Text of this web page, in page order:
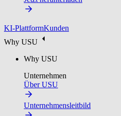
KI-PlattformKunden
Why USU
Why USU
Unternehmen
Über USU
Unternehmensleitbild